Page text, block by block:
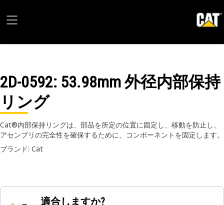
2D-0592: 53.98mm 外径内部保持
リング
Cat®内部保持リングは、部品を所定の位置に固定し、移動を防止し、
アセンブリの完全性を確保するために、コンポーネントを固定します。
ブランド: Cat
適合しますか?